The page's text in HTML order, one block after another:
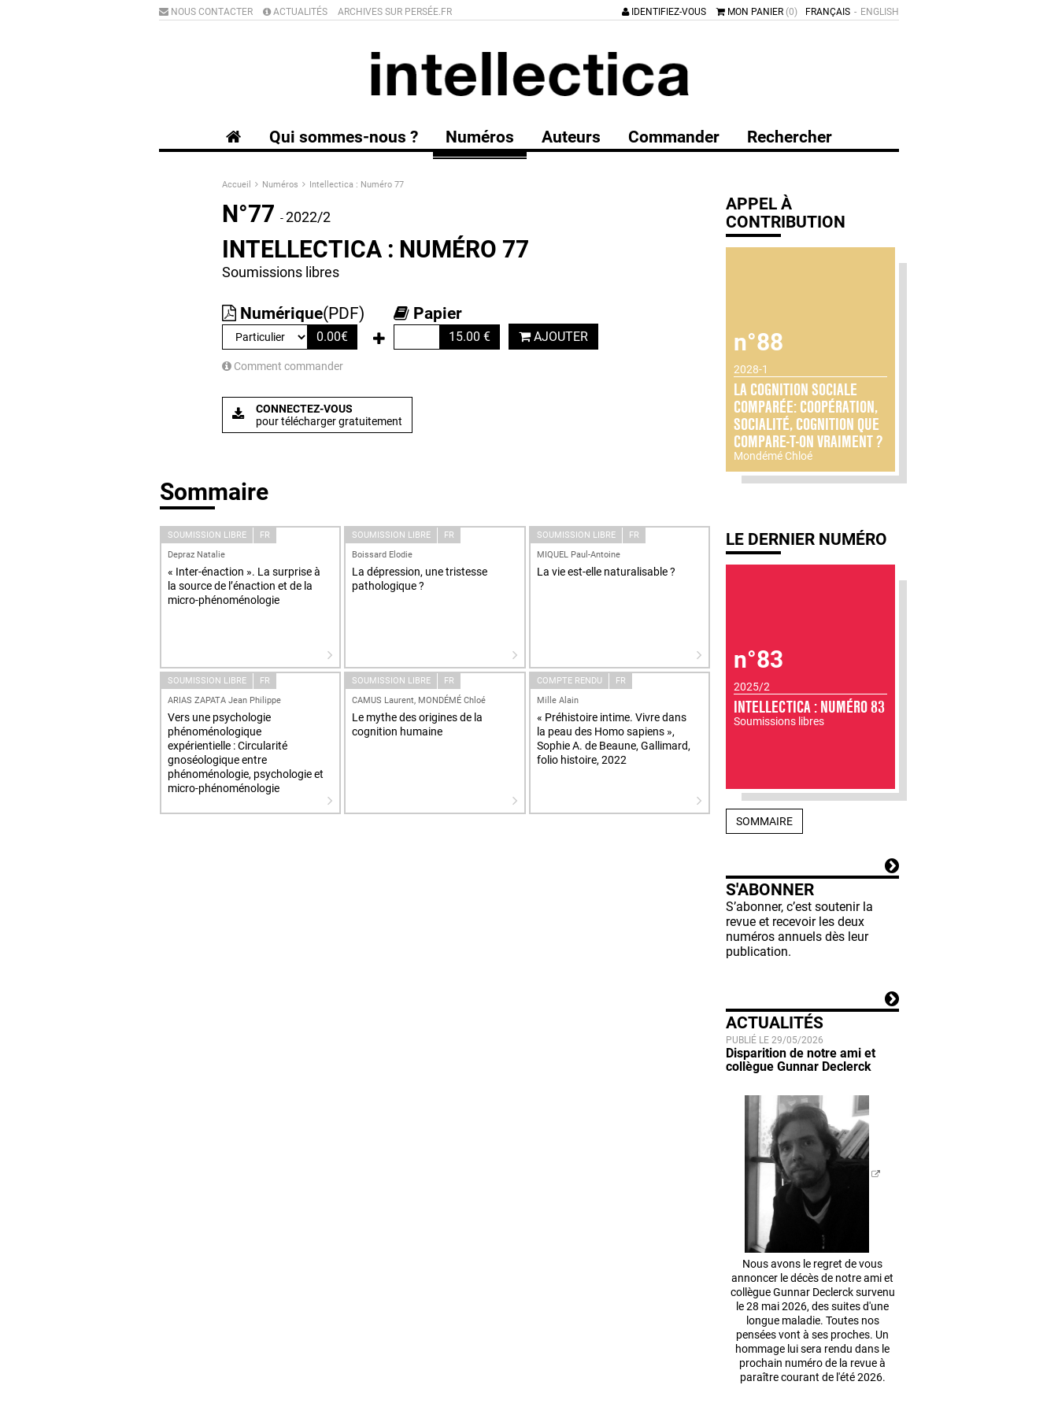
ENGLISH
FRANÇAIS
IDENTIFIEZ-VOUS MON PANIER (0)
NOUS CONTACTER ACTUALITÉS ARCHIVES SUR PERSÉE.FR
Qui sommes-nous ? Numéros Auteurs Commander Rechercher
Accueil Numéros Intellectica : Numéro 77
N°77 -2022/2
INTELLECTICA : NUMÉRO 77
Soumissions libres
Numérique(PDF)
0.00€
Papier
15.00 € AJOUTER
Comment commander
CONNECTEZ-VOUS
pour télécharger gratuitement
Sommaire
SOUMISSION LIBRE
FR
Depraz Natalie
« Inter-énaction ». La surprise à
la source de l’énaction et de la
micro-phénoménologie
SOUMISSION LIBRE
FR
Boissard Elodie
La dépression, une tristesse
pathologique ?
SOUMISSION LIBRE
FR
MIQUEL Paul-Antoine
La vie est-elle naturalisable ?
SOUMISSION LIBRE
FR
ARIAS ZAPATA Jean Philippe
Vers une psychologie
phénoménologique
expérientielle : Circularité
gnoséologique entre
phénoménologie, psychologie et
micro-phénoménologie
SOUMISSION LIBRE
FR
CAMUS Laurent, MONDÉMÉ Chloé
Le mythe des origines de la
cognition humaine
COMPTE RENDU
FR
Mille Alain
« Préhistoire intime. Vivre dans
la peau des Homo sapiens »,
Sophie A. de Beaune, Gallimard,
folio histoire, 2022
APPEL À
CONTRIBUTION
n°88
2028-1
LA COGNITION SOCIALE
COMPARÉE: COOPÉRATION,
SOCIALITÉ, COGNITION QUE
COMPARE-T-ON VRAIMENT ?
Mondémé Chloé
LE DERNIER NUMÉRO
n°83
2025/2
INTELLECTICA : NUMÉRO 83
Soumissions libres
SOMMAIRE
S'ABONNER
S’abonner, c’est soutenir la
revue et recevoir les deux
numéros annuels dès leur
publication.
ACTUALITÉS
PUBLIÉ LE 29/05/2026
Disparition de notre ami et
collègue Gunnar Declerck
Nous avons le regret de vous
annoncer le décès de notre ami et
collègue Gunnar Declerck survenu
le 28 mai 2026, des suites d'une
longue maladie. Toutes nos
pensées vont à ses proches. Un
hommage lui sera rendu dans le
prochain numéro de la revue à
paraître courant de l'été 2026.